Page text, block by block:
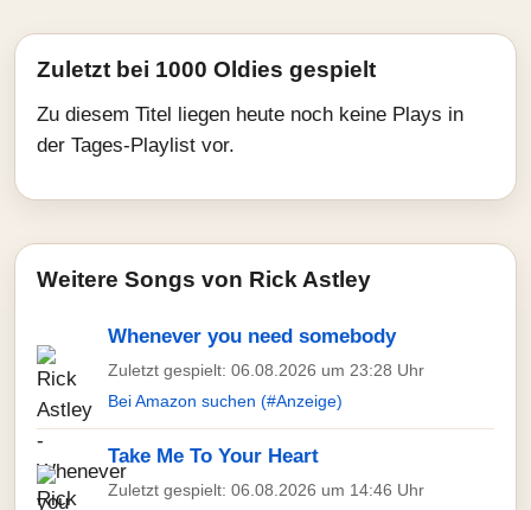
Zuletzt bei 1000 Oldies gespielt
Zu diesem Titel liegen heute noch keine Plays in
der Tages-Playlist vor.
Weitere Songs von Rick Astley
Whenever you need somebody
Zuletzt gespielt: 06.08.2026 um 23:28 Uhr
Bei Amazon suchen (#Anzeige)
Take Me To Your Heart
Zuletzt gespielt: 06.08.2026 um 14:46 Uhr